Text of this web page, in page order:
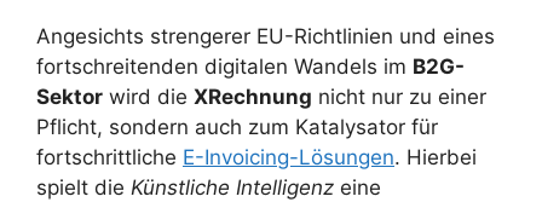
Angesichts strengerer EU-Richtlinien und eines
fortschreitenden digitalen Wandels im B2G-
Sektor wird die XRechnung nicht nur zu einer
Pflicht, sondern auch zum Katalysator für
fortschrittliche E-Invoicing-Lösungen. Hierbei
spielt die Künstliche Intelligenz eine